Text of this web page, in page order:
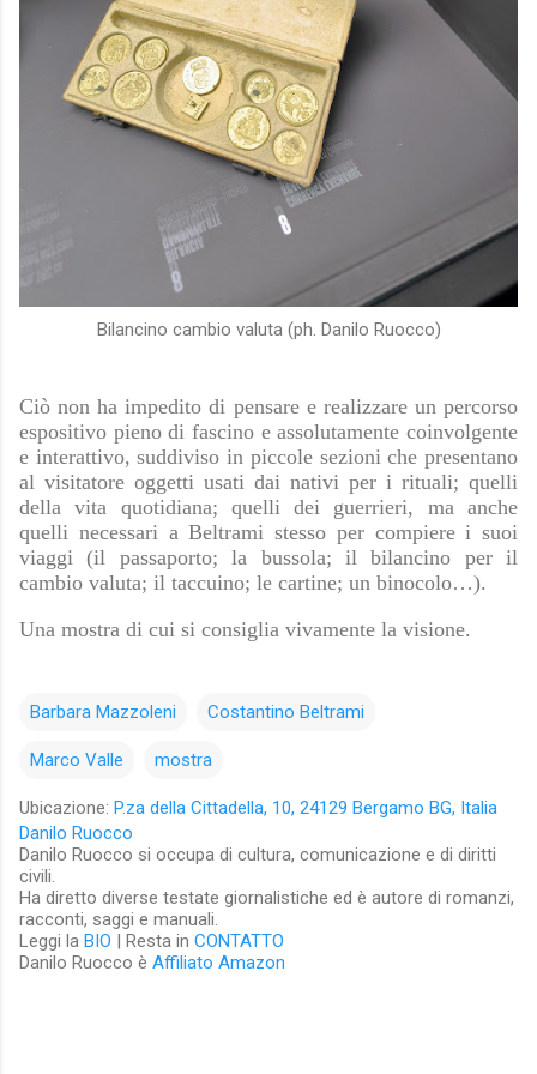
Bilancino cambio valuta (ph. Danilo Ruocco)
Ciò non ha impedito di pensare e realizzare un percorso
espositivo pieno di fascino e assolutamente coinvolgente
e interattivo, suddiviso in piccole sezioni che presentano
al visitatore oggetti usati dai nativi per i rituali; quelli
della vita quotidiana; quelli dei guerrieri, ma anche
quelli necessari a Beltrami stesso per compiere i suoi
viaggi (il passaporto; la bussola; il bilancino per il
cambio valuta; il taccuino; le cartine; un binocolo…).
Una mostra di cui si consiglia vivamente la visione.
Barbara Mazzoleni Costantino Beltrami
Marco Valle mostra
Ubicazione: P.za della Cittadella, 10, 24129 Bergamo BG, Italia
Danilo Ruocco
Danilo Ruocco si occupa di cultura, comunicazione e di diritti
civili.
Ha diretto diverse testate giornalistiche ed è autore di romanzi,
racconti, saggi e manuali.
Leggi la BIO | Resta in CONTATTO
Danilo Ruocco è Affiliato Amazon